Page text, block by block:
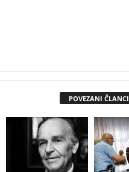
POVEZANI ČLANCI